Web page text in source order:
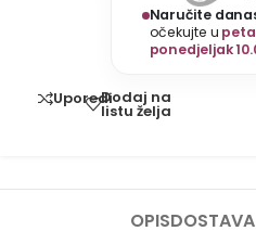
Naručite
očekujte u
ponedjeljak
UporediDodaj na
listu želja
OPIS